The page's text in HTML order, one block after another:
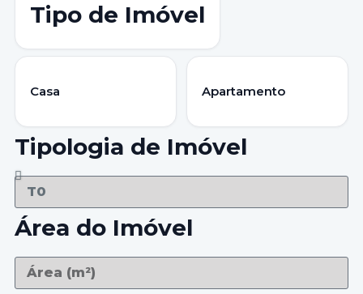
Tipo de Imóvel
Casa Apartamento
Tipologia de Imóvel
Área do Imóvel